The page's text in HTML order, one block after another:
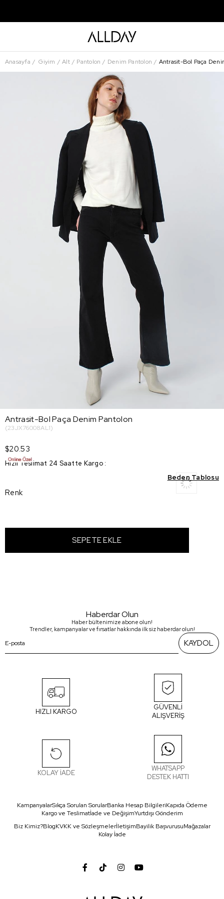
Anasayfa Giyim Alt Pantolon Denim Pantolon Antrasit-Bol Paça
Antrasit-Bol Paça Denim Pantolon
(23JX76008AL1)
$20.53
Hızlı Teslimat 24 Saatte Kargo :
Beden Tablosu
Renk
Haberdar Olun
Haber bültenimize abone olun!
Trendler, kampanyalar ve fırsatlar hakkında ilk siz haberdar olun!
KAYDOL
HIZLI KARGO
GÜVENLİ
ALIŞVERİŞ
KOLAY İADE
WHATSAPP
DESTEK HATTI
KampanyalarSıkça Sorulan SorularBanka Hesap BilgileriKapıda Ödeme
Kargo ve Teslimatİade ve DeğişimYurtdışı Gönderim
Biz Kimiz?BlogKVKK ve SözleşmelerİletişimBayilik BaşvurusuMağazalar
Kolay İade